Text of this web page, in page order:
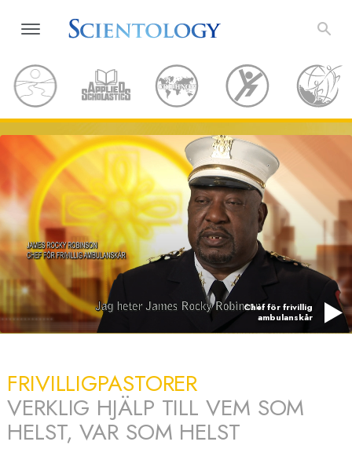
Chef för frivillig
ambulanskår
FRIVILLIGPASTORER
VERKLIG HJÄLP TILL VEM SOM
HELST, VAR SOM HELST